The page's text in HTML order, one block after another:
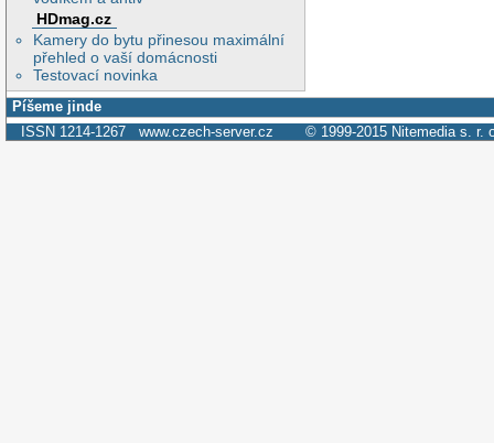
HDmag.cz
Kamery do bytu přinesou maximální
přehled o vaší domácnosti
Testovací novinka
Píšeme jinde
ISSN 1214-1267 www.czech-server.cz © 1999-2015 Nitemedia s. r.